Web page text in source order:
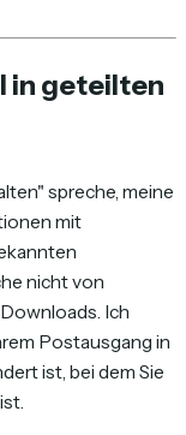
in geteilten
spreche, meine
mit
nicht von
Ich
Postausgang in
ist, bei dem Sie